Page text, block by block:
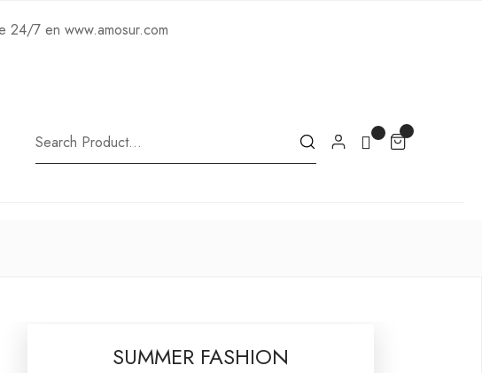
24/7 en www.amosur.com
SUMMER FASHION